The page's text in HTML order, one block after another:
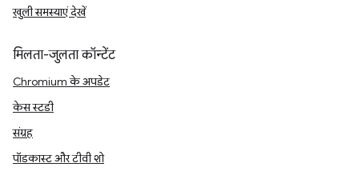
खुली समस्याएं देखें
मिलता-जुलता कॉन्टेंट
Chromium के अपडेट
केस स्टडी
संग्रह
पॉडकास्ट और टीवी शो